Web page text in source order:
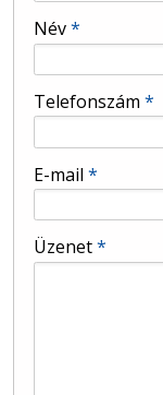
-
Név*
Telefonszám *
E-mail *
Üzenet*